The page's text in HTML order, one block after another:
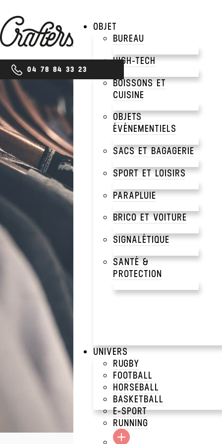
04 78 84 33 23
OBJET
BUREAU
HIGH-TECH
BOISSONS ET
CUISINE
OBJETS
ÉVÉNEMENTIELS
SACS ET BAGAGERIE
SPORT ET LOISIRS
PARAPLUIE
BRICO ET VOITURE
SIGNALÉTIQUE
SANTÉ &
PROTECTION
UNIVERS
RUGBY
FOOTBALL
HORSEBALL
BASKETBALL
E-SPORT
RUNNING
PRODUITS
17 résultats
CRAFTERS>HIGH-TECH